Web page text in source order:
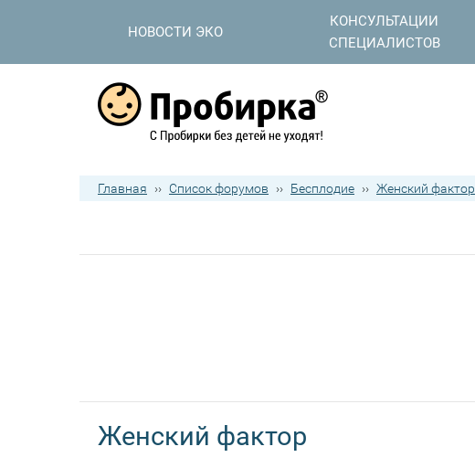
НОВОСТИ ЭКО
КОНСУЛЬТАЦИИ
СПЕЦИАЛИСТОВ
Главная ›› Список форумов ›› Бесплодие ›› Женский фактор
Женский фактор